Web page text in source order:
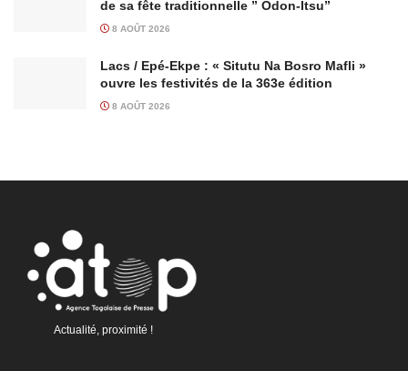
de sa fête traditionnelle ” Odon-Itsu”
8 AOÛT 2026
Lacs / Epé-Ekpe : « Situtu Na Bosro Mafli »
ouvre les festivités de la 363e édition
8 AOÛT 2026
Actualité, proximité !